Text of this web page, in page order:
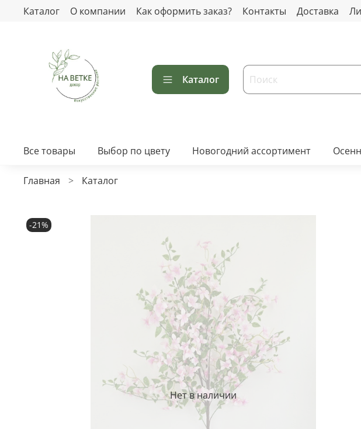
Каталог О компании Как оформить заказ? Контакты Доставка
Каталог
Все товары Выбор по цвету Новогодний ассортимент
Главная Каталог
Нет в наличии
-21%